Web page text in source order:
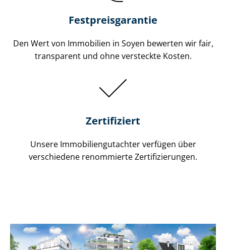
Festpreis​garantie
Den Wert von Immobilien in Soyen bewerten wir fair,
transparent und ohne versteckte Kosten.
Zertifiziert
Unsere Immobilien­gutachter verfügen über
verschiedene renommierte Zer­ti­fi­zie­run­gen.